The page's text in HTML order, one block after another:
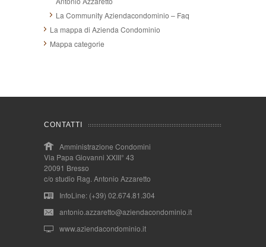
La Community Aziendacondominio – Faq
La mappa di Azienda Condominio
Mappa categorie
CONTATTI
Amministrazione Condomini
Via Papa Giovanni XXIII° 43
20091 Bresso
c/o studio Rag. Antonio Azzaretto
InfoLine: (+39) 02.674.81.304
antonio.azzaretto@aziendacondominio.it
www.aziendacondominio.it